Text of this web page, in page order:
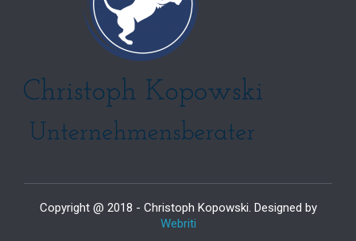
Copyright @ 2018 - Christoph Kopowski. Designed by
Webriti